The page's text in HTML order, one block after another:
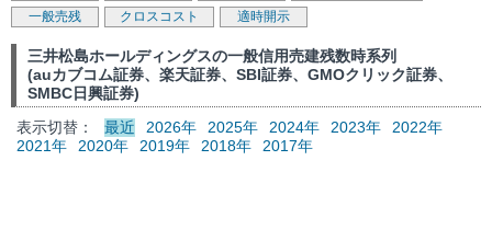
一般売残
クロスコスト 適時開示
三井松島ホールディングスの一般信用売建残数時系列
(auカブコム証券、楽天証券、SBI証券、GMOクリック証券、
SMBC日興証券)
表示切替：
最近 2026年 2025年 2024年 2023年
2022年
2021年
2020年 2019年 2018年 2017年